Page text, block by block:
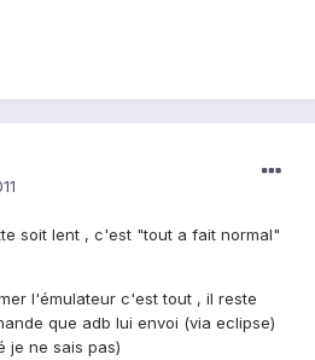
soit lent , c'est "tout a fait normal"
l'émulateur c'est tout , il reste
que adb lui envoi (via eclipse)
je ne sais pas)